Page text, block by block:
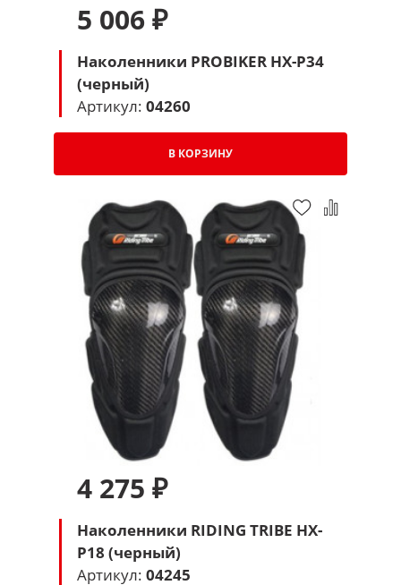
5 006 ₽
Наколенники PROBIKER HX-P34
(черный)
Артикул: 04260
В КОРЗИНУ
4 275 ₽
Наколенники RIDING TRIBE HX-
P18 (черный)
Артикул: 04245